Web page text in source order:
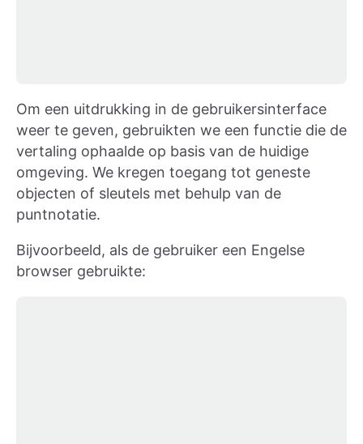
Om een uitdrukking in de gebruikersinterface
weer te geven, gebruikten we een functie die de
vertaling ophaalde op basis van de huidige
omgeving. We kregen toegang tot geneste
objecten of sleutels met behulp van de
puntnotatie.
Bijvoorbeeld, als de gebruiker een Engelse
browser gebruikte: